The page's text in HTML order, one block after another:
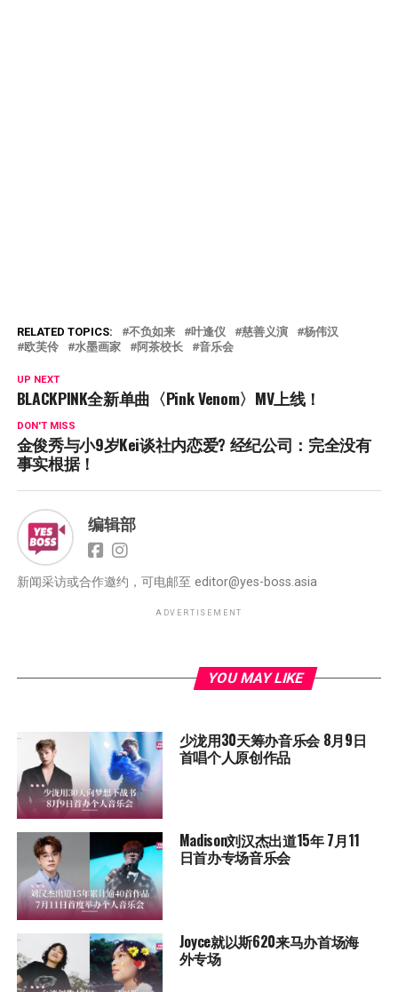
RELATED TOPICS: 不负如来 叶逢仪 慈善义演
杨伟汉
欧芙伶
水墨画家 阿茶校长 音乐会
UP NEXT
BLACKPINK全新单曲〈Pink Venom〉MV上线！
DON'T MISS
金俊秀与小9岁Kei谈社内恋爱? 经纪公司：完全没有
事实根据！
编辑部
新闻采访或合作邀约，可电邮至 editor@yes-boss.asia
ADVERTISEMENT
YOU MAY LIKE
少泷用30天筹办音乐会 8月9日
首唱个人原创作品
Madison刘汉杰出道15年 7月11
日首办专场音乐会
Joyce就以斯620来马办首场海
外专场